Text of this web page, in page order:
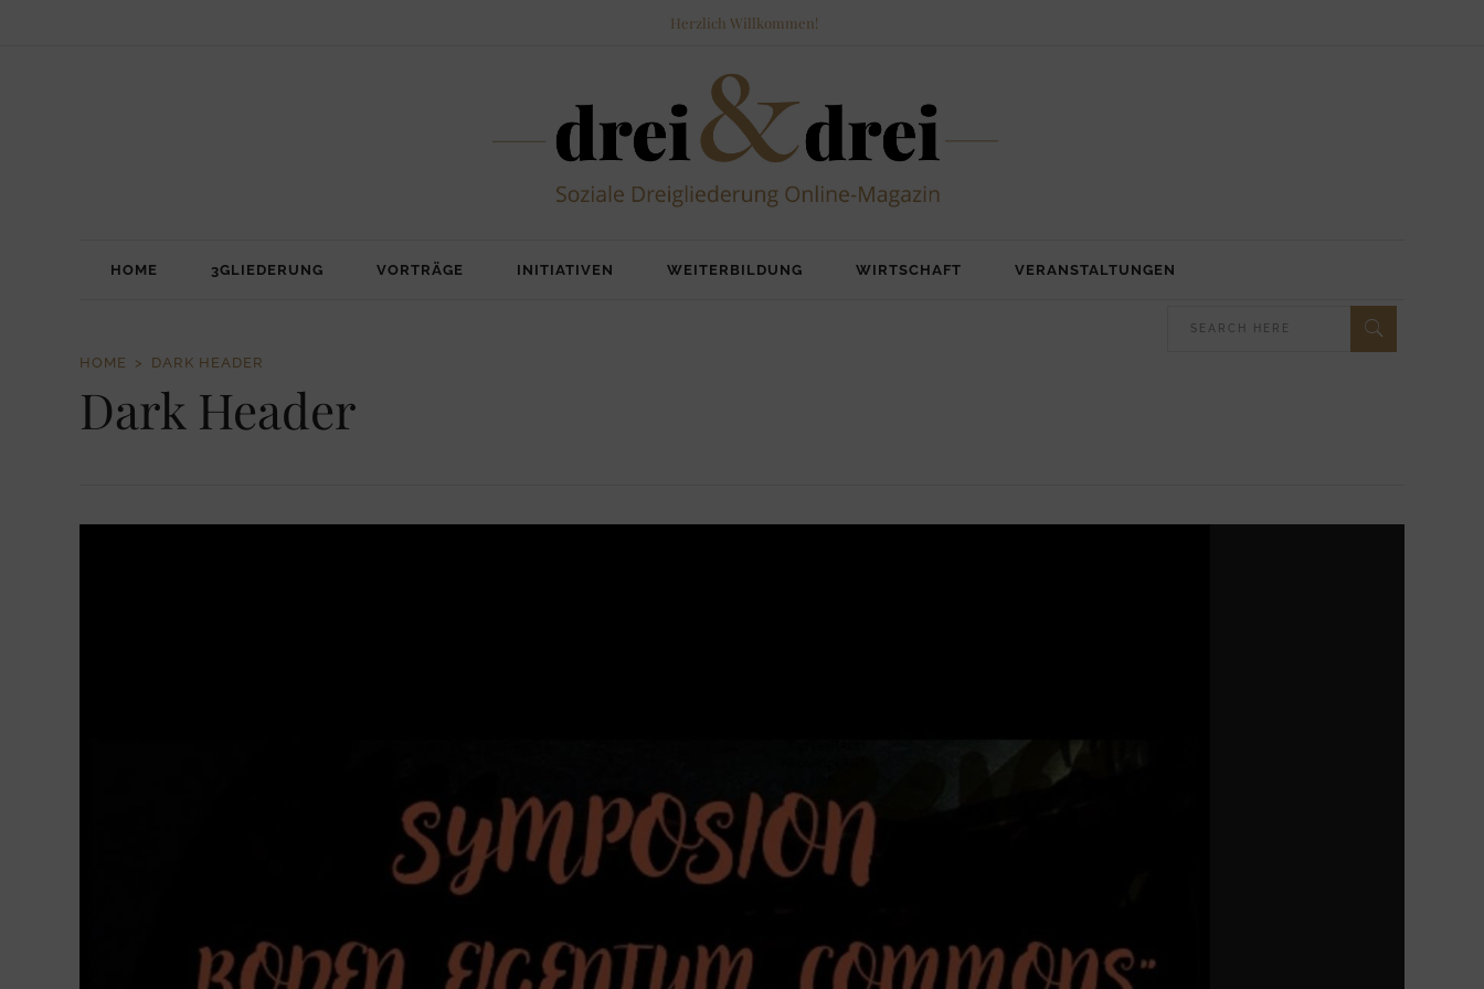
Herzlich Willkommen!
HOME 3GLIEDERUNG VORTRÄGE INITIATIVEN WEITERBILDUNG WIRTSCHAFT VERANSTALTUNGEN
HOME DARK HEADER
Dark Header